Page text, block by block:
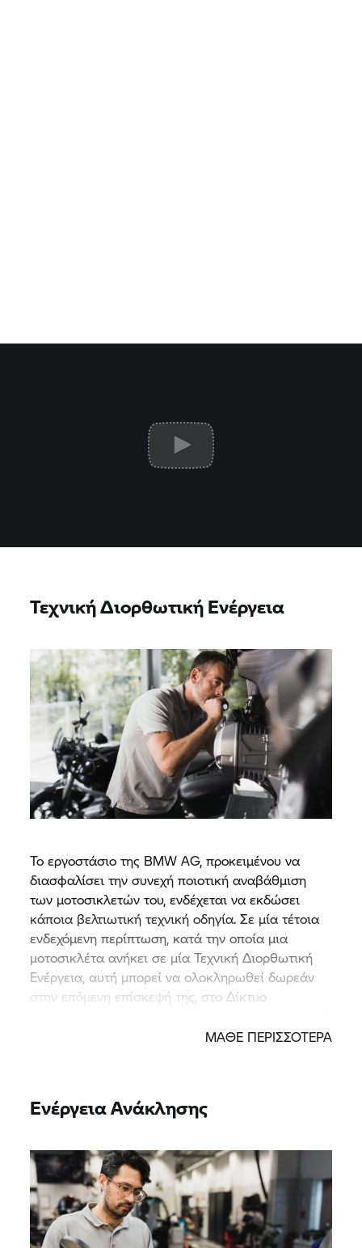
Τεχνική Διορθωτική Ενέργεια
Το εργοστάσιο της BMW AG, προκειμένου να
διασφαλίσει την συνεχή ποιοτική αναβάθμιση
των μοτοσικλετών του, ενδέχεται να εκδώσει
κάποια βελτιωτική τεχνική οδηγία. Σε μία τέτοια
ενδεχόμενη περίπτωση, κατά την οποία μια
μοτοσικλέτα ανήκει σε μία Τεχνική Διορθωτική
Ενέργεια, αυτή μπορεί να ολοκληρωθεί δωρεάν
στην επόμενη επίσκεψή της, στο Δίκτυο
ΜΑΘΕ ΠΕΡΙΣΣΟΤΕΡΑ
Ενέργεια Ανάκλησης